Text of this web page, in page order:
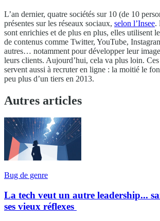
L’an dernier, quatre sociétés sur 10 (de 10
présentes sur les réseaux sociaux, selon l’Insee.
sont enrichies et de plus en plus, elles utilisent
de contenus comme Twitter, YouTube,
autres… notamment pour développer leur
leurs clients. Aujourd’hui, cela va plus loin.
servent aussi à recruter en ligne : la moitié le
peu plus d’un tiers en 2013.
Autres articles
Bug de genre
La tech veut un autre leadership...
ses vieux réflexes